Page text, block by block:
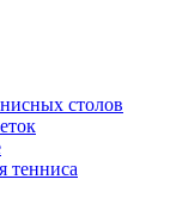
столов
тенниса